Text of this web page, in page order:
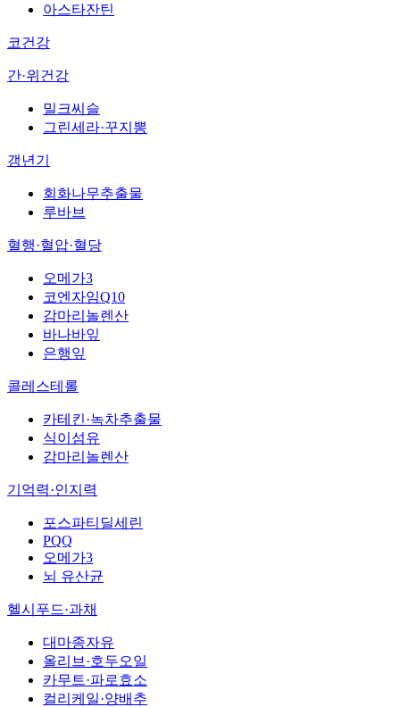
아스타잔틴
코건강
간·위건강
밀크씨슬
그린세라·꾸지뽕
갱년기
회화나무추출물
루바브
혈행·혈압·혈당
오메가3
코엔자임Q10
감마리놀렌산
바나바잎
은행잎
콜레스테롤
카테킨·녹차추출물
식이섬유
감마리놀렌산
기억력·인지력
포스파티딜세린
PQQ
오메가3
뇌 유산균
헬시푸드·과채
대마종자유
올리브·호두오일
카무트·파로효소
컬리케일·양배추